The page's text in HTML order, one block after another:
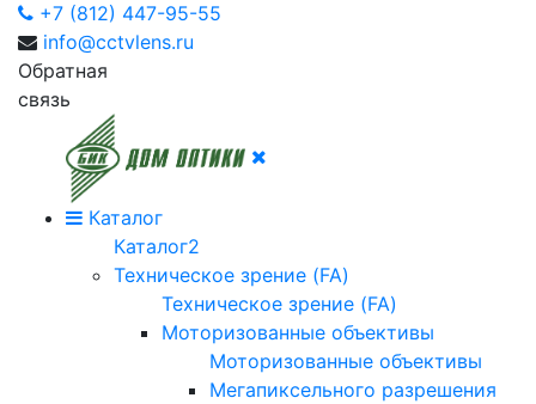
+7 (812) 447-95-55
info@cctvlens.ru
Обратная
связь
Каталог
Каталог2
Техническое зрение (FA)
Техническое зрение (FA)
Моторизованные объективы
Моторизованные объективы
Мегапиксельного разрешения